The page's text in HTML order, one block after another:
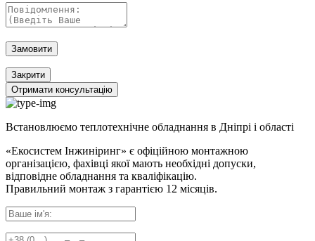
Замовити
Закрити
Отримати консультацію
Встановлюємо теплотехнічне обладнання в Дніпрі і області
«Екосистем Інжиніринг» є офіційною монтажною
організацією, фахівці якої мають необхідні допуски,
відповідне обладнання та кваліфікацію.
Правильний монтаж з гарантією 12 місяців.